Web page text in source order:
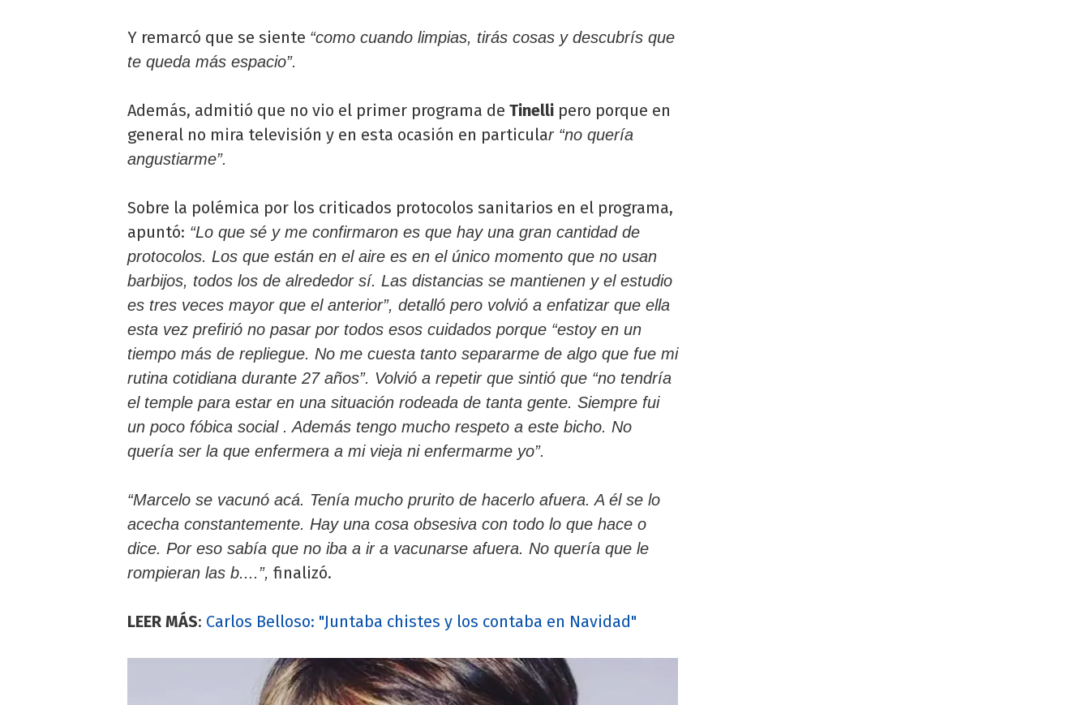
Y remarcó que se siente “como cuando limpias, tirás cosas y descubrís que
te queda más espacio”.
Además, admitió que no vio el primer programa de Tinelli pero porque en
general no mira televisión y en esta ocasión en particular “no quería
angustiarme”.
Sobre la polémica por los criticados protocolos sanitarios en el programa,
apuntó: “Lo que sé y me confirmaron es que hay una gran cantidad de
protocolos. Los que están en el aire es en el único momento que no usan
barbijos, todos los de alrededor sí. Las distancias se mantienen y el estudio
es tres veces mayor que el anterior”, detalló pero volvió a enfatizar que ella
esta vez prefirió no pasar por todos esos cuidados porque “estoy en un
tiempo más de repliegue. No me cuesta tanto separarme de algo que fue mi
rutina cotidiana durante 27 años”. Volvió a repetir que sintió que “no tendría
el temple para estar en una situación rodeada de tanta gente. Siempre fui
un poco fóbica social . Además tengo mucho respeto a este bicho. No
quería ser la que enfermera a mi vieja ni enfermarme yo”.
“Marcelo se vacunó acá. Tenía mucho prurito de hacerlo afuera. A él se lo
acecha constantemente. Hay una cosa obsesiva con todo lo que hace o
dice. Por eso sabía que no iba a ir a vacunarse afuera. No quería que le
rompieran las b....”, finalizó.
LEER MÁS: Carlos Belloso: "Juntaba chistes y los contaba en Navidad"